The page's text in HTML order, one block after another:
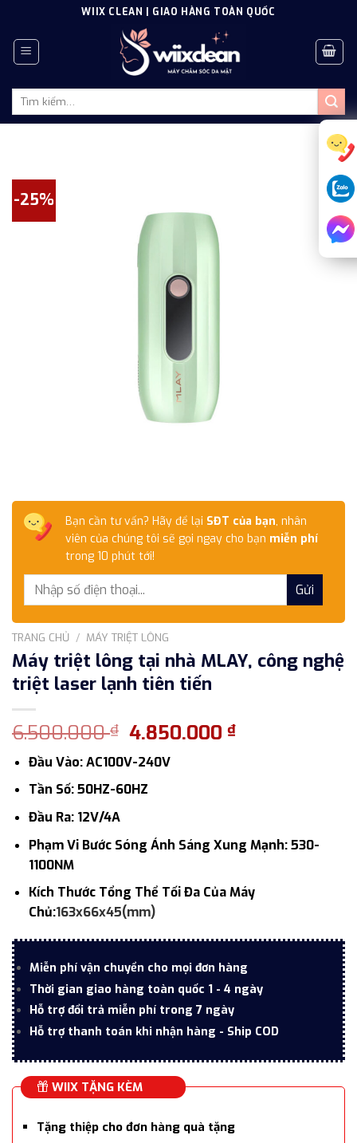
content
WIIX CLEAN | GIAO HÀNG TOÀN QUỐC
Tìm
-25%
Bạn cần tư vấn? Hãy để lại SĐT của bạn, nhân
viên của chúng tôi sẽ gọi ngay cho bạn miễn phí
trong 10 phút tới!
TRANG CHỦ / MÁY TRIỆT LÔNG
Máy triệt lông tại nhà MLAY, công nghệ
triệt laser lạnh tiên tiến
6.500.000₫ Giá
gốc
là:
6.500.000 ₫.
4.850.000₫Giá
Đầu Vào: AC100V-240V
Tần Số: 50HZ-60HZ
Đầu Ra: 12V/4A
Phạm Vi Bước Sóng Ánh Sáng Xung Mạnh: 530-
1100NM
Kích Thước Tổng Thể Tối Đa Của Máy
Chủ:163x66x45(mm)
Miễn phí vận chuyển cho mọi đơn hàng
Thời gian giao hàng toàn quốc 1 - 4 ngày
Hỗ trợ đổi trả miễn phí trong 7 ngày
Hỗ trợ thanh toán khi nhận hàng - Ship COD
WIIX TẶNG KÈM
Tặng thiệp cho đơn hàng quà tặng